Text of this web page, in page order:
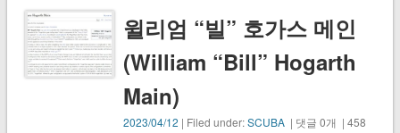
윌리엄 “빌” 호가스 메인
(William “Bill” Hogarth
Main)
2023/04/12 | Filed under:SCUBA | 댓글 0개 | 458